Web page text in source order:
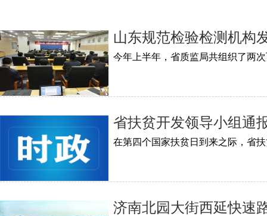
山东规范检验检测机构
省扶贫开发领导小组通
济南北园大街西延快速